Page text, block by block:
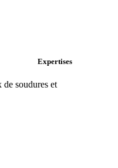
Expertises
de soudures et